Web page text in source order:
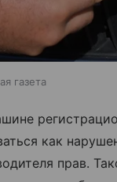
газета
как
прав.